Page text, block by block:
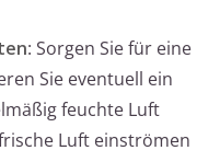
: Sorgen Sie für eine
Sie eventuell ein
feuchte Luft
Luft einströmen